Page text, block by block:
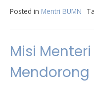
Posted in Mentri BUMN
Misi